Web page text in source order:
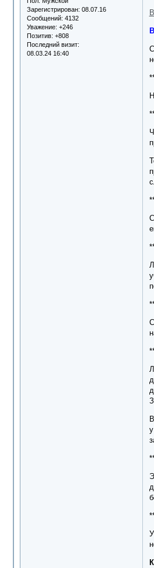
Зарегистрирован: 08.07.16
Сообщений: 4132
Уважение: +246
Позитив: +808
Последний визит:
08.03.24 16:40